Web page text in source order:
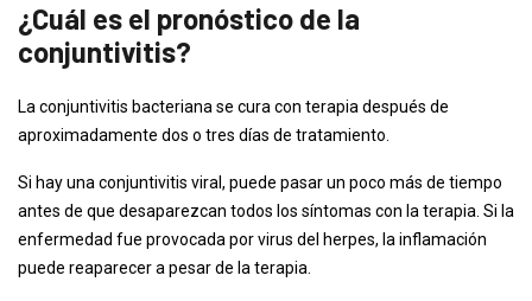
¿Cuál es el pronóstico de la
conjuntivitis?
La conjuntivitis bacteriana se cura con terapia después de
aproximadamente dos o tres días de tratamiento.
Si hay una conjuntivitis viral, puede pasar un poco más de tiempo
antes de que desaparezcan todos los síntomas con la terapia. Si la
enfermedad fue provocada por virus del herpes, la inflamación
puede reaparecer a pesar de la terapia.